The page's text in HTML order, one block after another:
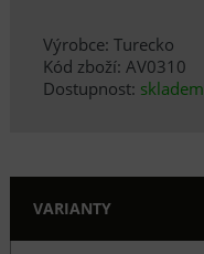
Výrobce: Turecko
Kód zboží: AV0310
Dostupnost: skladem
VARIANTY